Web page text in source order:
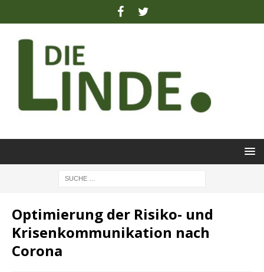
Optimierung der Risiko- und
Krisenkommunikation nach
Corona